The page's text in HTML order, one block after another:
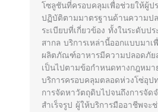
โซลูชันที่ครอบคลุมเพื่อช่วยให้ผู้ป
ปฏิบัติตามมาตรฐานด้านความป
ระเบียบที่เกี่ยวข้อง ทั้งในระดับปร
สากล บริการเหล่านี้ออกแบบมาเ
ผลิตภัณฑ์อาหารมีความปลอดภัย
เป็นไปตามข้อกำหนดทางกฎหมา
บริการครอบคลุมตลอดห่วงโซ่อุป
การจัดหาวัตถุดิบไปจนถึงการจั
สำเร็จรูป ผู้ให้บริการมืออาชีพจะ